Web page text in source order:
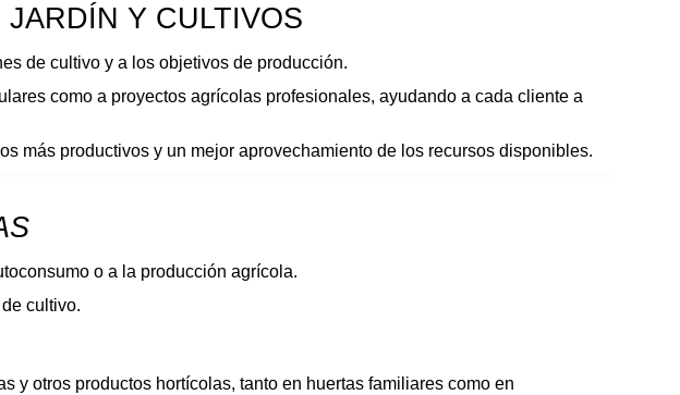
Y CULTIVOS
de cultivo y a los objetivos de producción.
como a proyectos agrícolas profesionales, ayudando a cada cliente a
más productivos y un mejor aprovechamiento de los recursos disponibles.
o a la producción agrícola.
cultivo.
y otros productos hortícolas, tanto en huertas familiares como en